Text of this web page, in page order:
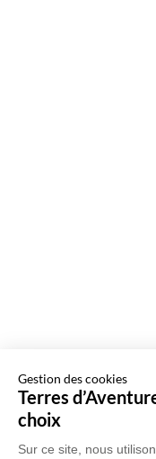
Gestion des cookies
Terres
choix
Sur ce site, nous